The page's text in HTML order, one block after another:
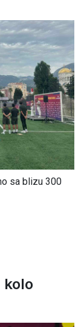
sa blizu 300
kolo